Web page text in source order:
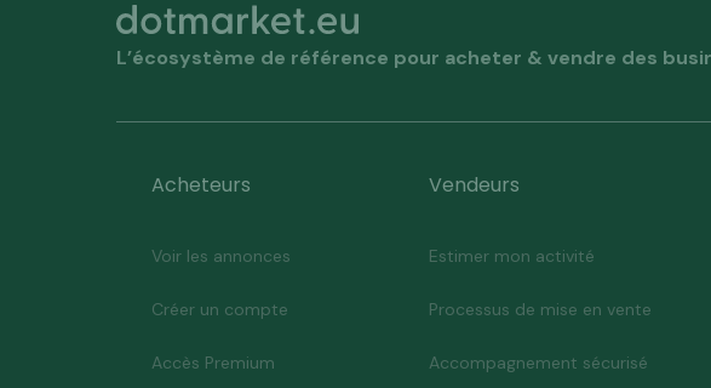
L’écosystème de référence pour acheter & vendre des
Acheteurs
Voir les annonces
Créer un compte
Accès Premium
Vendeurs
Estimer mon activité
Processus de mise en vente
Accompagnement sécurisé